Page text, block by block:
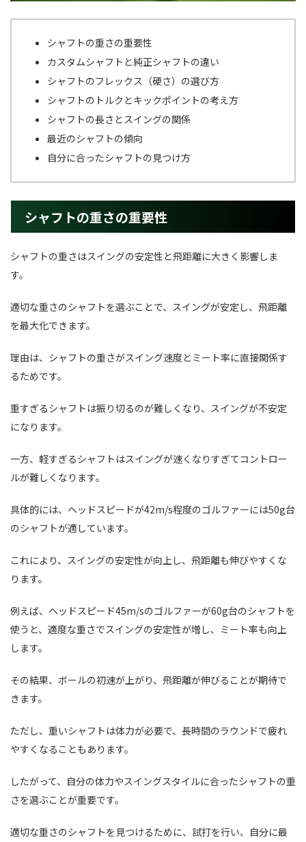
シャフトの重さの重要性
カスタムシャフトと純正シャフトの違い
シャフトのフレックス（硬さ）の選び方
シャフトのトルクとキックポイントの考え方
シャフトの長さとスイングの関係
最近のシャフトの傾向
自分に合ったシャフトの見つけ方
シャフトの重さの重要性
シャフトの重さはスイングの安定性と飛距離に大きく影響しま
す。
適切な重さのシャフトを選ぶことで、スイングが安定し、飛距離
を最大化できます。
理由は、シャフトの重さがスイング速度とミート率に直接関係す
るためです。
重すぎるシャフトは振り切るのが難しくなり、スイングが不安定
になります。
一方、軽すぎるシャフトはスイングが速くなりすぎてコントロー
ルが難しくなります。
具体的には、ヘッドスピードが42m/s程度のゴルファーには50g台
のシャフトが適しています。
これにより、スイングの安定性が向上し、飛距離も伸びやすくな
ります。
例えば、ヘッドスピード45m/sのゴルファーが60g台のシャフトを
使うと、適度な重さでスイングの安定性が増し、ミート率も向上
します。
その結果、ボールの初速が上がり、飛距離が伸びることが期待で
きます。
ただし、重いシャフトは体力が必要で、長時間のラウンドで疲れ
やすくなることもあります。
したがって、自分の体力やスイングスタイルに合ったシャフトの重
さを選ぶことが重要です。
適切な重さのシャフトを見つけるために、試打を行い、自分に最